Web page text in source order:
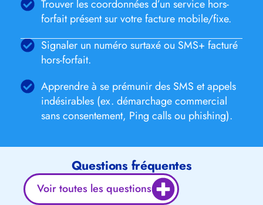
Trouver les coordonnées d’un service hors-
forfait présent sur votre facture mobile/fixe.
Signaler un numéro surtaxé ou SMS+ facturé
hors-forfait.
Apprendre à se prémunir des SMS et appels
indésirables (ex. démarchage commercial
sans consentement, Ping calls ou phishing).
Questions fréquentes
Voir toutes les questions